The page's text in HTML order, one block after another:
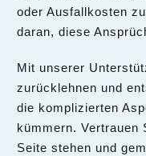
oder Ausfallkosten
daran, diese
Mit unserer
zurücklehnen und
die komplizierten
kümmern. Vertrauen
Seite stehen und